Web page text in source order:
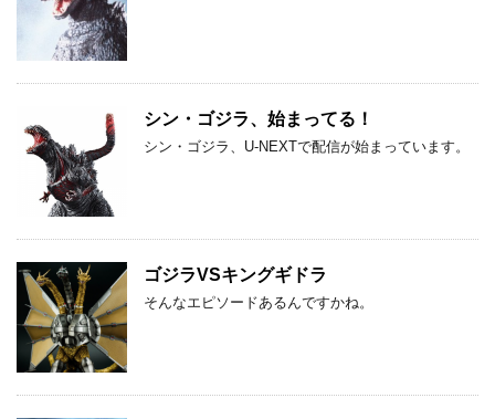
シン・ゴジラ、始まってる！
シン・ゴジラ、U-NEXTで配信が始まっています。
ゴジラVSキングギドラ
そんなエピソードあるんですかね。